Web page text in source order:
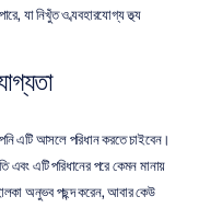
যা নিখুঁত ও ব্যবহারযোগ্য তথ্য
এটি আসলে পরিধান করতে চাইবেন।
এবং এটি পরিধানের পরে কেমন মানায়
অনুভব পছন্দ করেন, আবার কেউ